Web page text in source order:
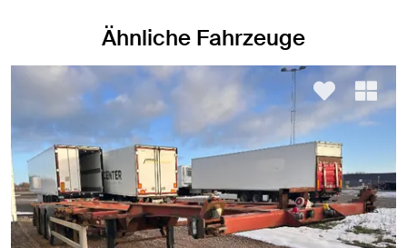
Ähnliche Fahrzeuge